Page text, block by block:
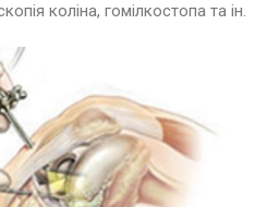
коліна, гомілкостопа та ін.